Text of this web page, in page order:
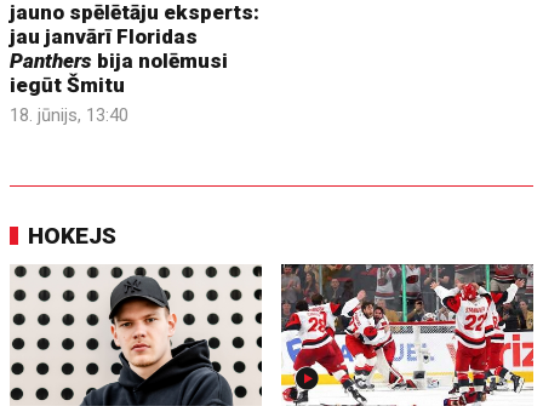
jauno spēlētāju eksperts:
jau janvārī Floridas
Panthers bija nolēmusi
iegūt Šmitu
18. jūnijs, 13:40
HOKEJS